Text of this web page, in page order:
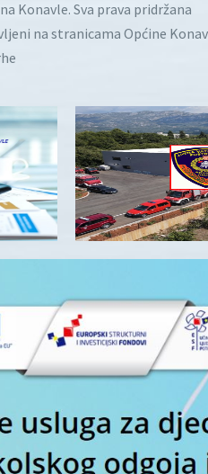
Konavle. Sva prava pridržana
na stranicama Općine